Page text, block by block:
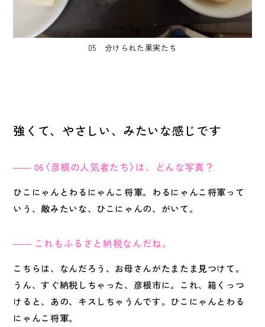
05 分けられた果実たち
強くて、やさしい、みたいな感じです
06〈彦根の人気者たち〉は、どんな写真？
ひこにゃんとわるにゃんこ将軍。わるにゃんこ将軍って
いう、敵みたいな、ひこにゃんの、がいて。
これもふるさと納税なんだね。
こちらは、なんだろう、お母さんがたまたま見つけて。
うん、すぐ納税しちゃった、彦根市に。これ、箱くっつ
けると、あの、キスしちゃうんです。ひこにゃんとわる
にゃんこ将軍。